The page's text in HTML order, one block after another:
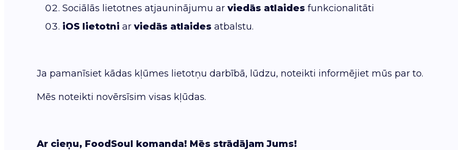
Sociālās lietotnes atjauninājumu ar viedās atlaides funkcionalitāti
iOS lietotni ar viedās atlaides atbalstu.
Ja pamanīsiet kādas kļūmes lietotņu darbībā, lūdzu, noteikti informējiet mūs par to.
Mēs noteikti novērsīsim visas kļūdas.
Ar cieņu, FoodSoul komanda! Mēs strādājam Jums!